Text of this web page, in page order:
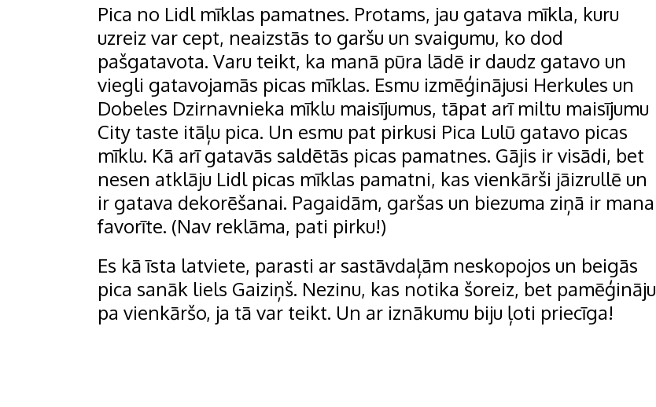
Pica no Lidl mīklas pamatnes. Protams, jau gatava mīkla, kuru
uzreiz var cept, neaizstās to garšu un svaigumu, ko dod
pašgatavota. Varu teikt, ka manā pūra lādē ir daudz gatavo un
viegli gatavojamās picas mīklas. Esmu izmēģinājusi Herkules un
Dobeles Dzirnavnieka mīklu maisījumus, tāpat arī miltu maisījumu
City taste itāļu pica. Un esmu pat pirkusi Pica Lulū gatavo picas
mīklu. Kā arī gatavās saldētās picas pamatnes. Gājis ir visādi, bet
nesen atklāju Lidl picas mīklas pamatni, kas vienkārši jāizrullē un
ir gatava dekorēšanai. Pagaidām, garšas un biezuma ziņā ir mana
favorīte. (Nav reklāma, pati pirku!)
Es kā īsta latviete, parasti ar sastāvdaļām neskopojos un beigās
pica sanāk liels Gaiziņš. Nezinu, kas notika šoreiz, bet pamēģināju
pa vienkāršo, ja tā var teikt. Un ar iznākumu biju ļoti priecīga!